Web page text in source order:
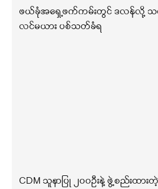
ဖယ်ခုံအရှေ့ဖက်ကမ်းတွင် ဒလန်လို့
လင်မယား ပစ်သတ်ခံရ
CDM သူနာပြု ၂၀၀ဦးနဲ့ ဖွဲ့စည်းထား